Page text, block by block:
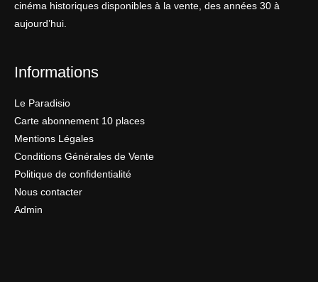
cinéma historiques disponibles à la vente, des années 30 à
aujourd’hui.
Informations
Le Paradisio
Carte abonnement 10 places
Mentions Légales
Conditions Générales de Vente
Politique de confidentialité
Nous contacter
Admin